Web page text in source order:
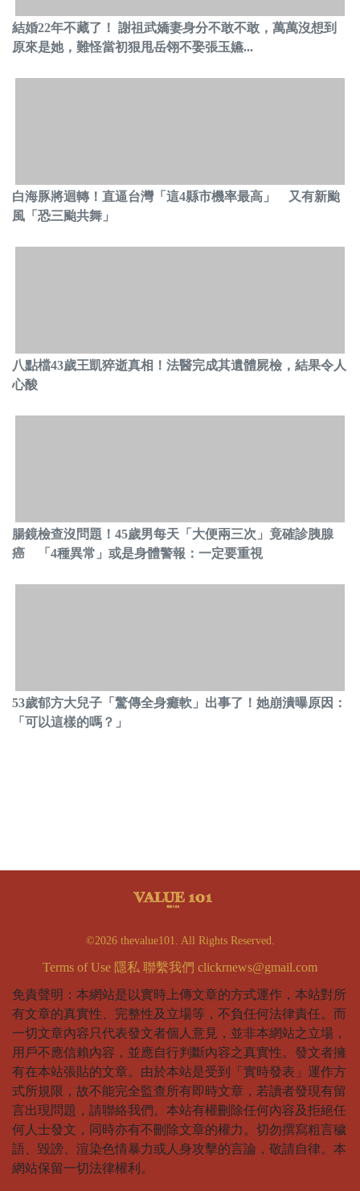
結婚22年不藏了！ 謝祖武嬌妻身分不敢不敢，萬萬沒想到
原來是她，難怪當初狠甩岳翎不娶張玉嬿...
白海豚將迴轉！直逼台灣「這4縣市機率最高」 又有新颱
風「恐三颱共舞」
八點檔43歲王凱猝逝真相！法醫完成其遺體屍檢，結果令人
心酸
腸鏡檢查沒問題！45歲男每天「大便兩三次」竟確診胰腺
癌 「4種異常」或是身體警報：一定要重視
53歲郁方大兒子「驚傳全身癱軟」出事了！她崩潰曝原因：
「可以這樣的嗎？」
©2026 thevalue101. All Rights Reserved.
Terms of Use 隱私 聯繫我們 clickrnews@gmail.com
免責聲明：本網站是以實時上傳文章的方式運作，本站對所
有文章的真實性、完整性及立場等，不負任何法律責任。而
一切文章內容只代表發文者個人意見，並非本網站之立場，
用戶不應信賴內容，並應自行判斷內容之真實性。發文者擁
有在本站張貼的文章。由於本站是受到「實時發表」運作方
式所規限，故不能完全監查所有即時文章，若讀者發現有留
言出現問題，請聯絡我們。本站有權刪除任何內容及拒絕任
何人士發文，同時亦有不刪除文章的權力。切勿撰寫粗言穢
語、毀謗、渲染色情暴力或人身攻擊的言論，敬請自律。本
網站保留一切法律權利。